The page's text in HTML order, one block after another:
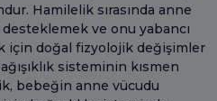
Hamilelik sırasında anne
ve onu yabancı
için doğal fizyolojik değişimler
sisteminin kısmen
bebeğin anne vücudu